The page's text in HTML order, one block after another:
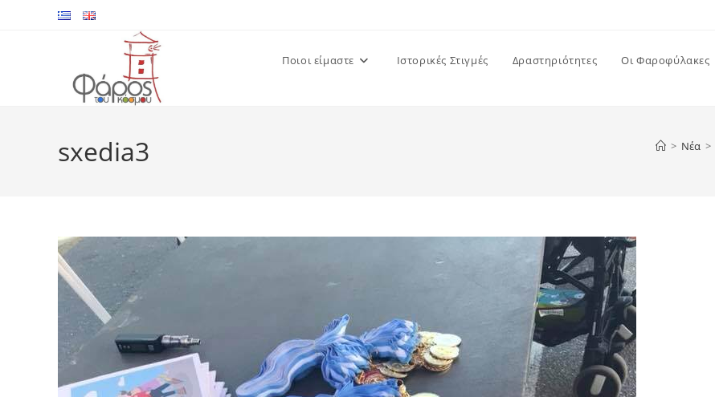
Ποιοι είμαστε Ιστορικές Στιγμές Δραστηριότητες Οι Φαροφύλακες
sxedia3 > Νέα >